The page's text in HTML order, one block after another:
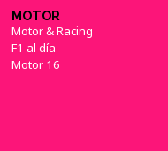
MOTOR
Motor & Racing
F1 al día
Motor 16